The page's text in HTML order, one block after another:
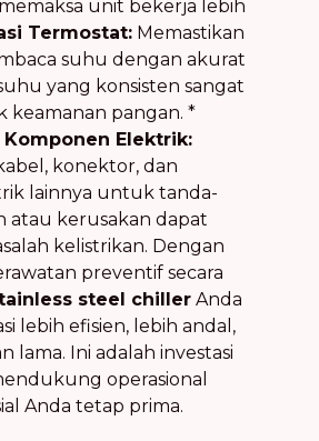
unit bekerja lebih
Termostat: Memastikan
suhu dengan akurat
yang konsisten sangat
pangan. *
Komponen Elektrik:
konektor, dan
lainnya untuk tanda-
atau kerusakan dapat
kelistrikan. Dengan
preventif secara
steel chiller Anda
lebih efisien, lebih andal,
lama. Ini adalah investasi
operasional
Anda tetap prima.